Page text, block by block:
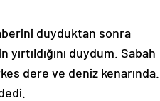
duyduktan sonra
duydum. Sabah
dere ve deniz kenarında.